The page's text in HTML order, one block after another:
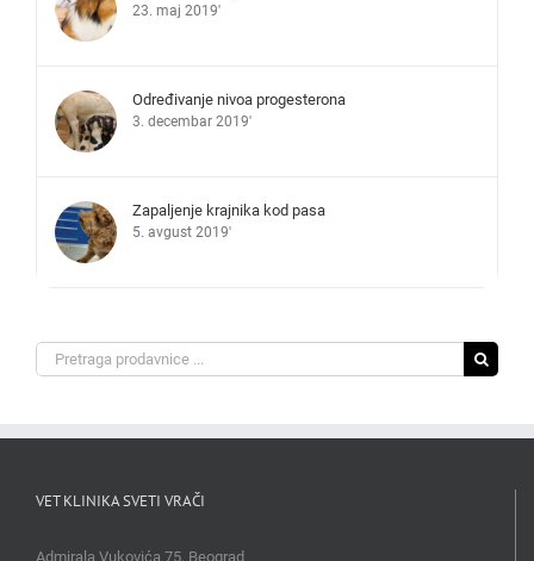
23. maj 2019'
Određivanje nivoa progesterona
3. decembar 2019'
Zapaljenje krajnika kod pasa
5. avgust 2019'
Search
for:
VET KLINIKA SVETI VRAČI
Admirala Vukovića 75, Beograd